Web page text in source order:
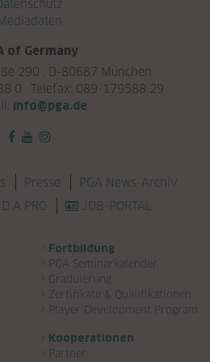
of Germany
290 . D-80687 München
0 . Telefax: 089-179588 29
info@pga.de
Presse
PGA News-Archiv
A PRO JOB-PORTAL
Fortbildung
PGA Seminarkalender
Graduierung
Zertifikate & Qualifikationen
Player Development Program
Kooperationen
Partner